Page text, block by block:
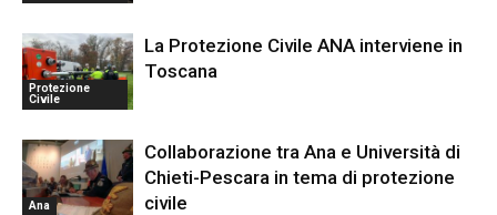
Protezione
Civile
La Protezione Civile ANA interviene in
Toscana
Ana
Collaborazione tra Ana e Università di
Chieti-Pescara in tema di protezione
civile